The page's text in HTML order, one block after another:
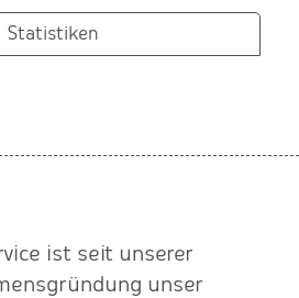
Statistiken
ist seit unserer
unser